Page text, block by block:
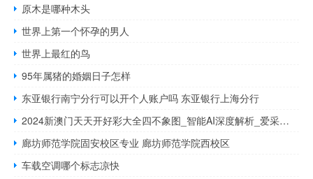
原木是哪种木头
世界上第一个怀孕的男人
世界上最红的鸟
95年属猪的婚姻日子怎样
东亚银行南宁分行可以开个人账户吗 东亚银行上海分行
2024新澳门天天开好彩大全四不象图_智能AI深度解析_爱采购版v47.08.231
廊坊师范学院固安校区专业 廊坊师范学院西校区
车载空调哪个标志凉快